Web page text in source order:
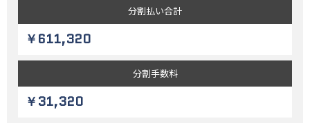
分割払い合計
￥611,320
分割手数料
￥31,320